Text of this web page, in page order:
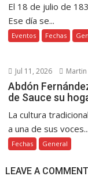
El 18 de julio de
Ese día se...
Eventos Fechas
Jul 11, 2026 Martin
Abdón
de Sauce su
La cultura
a una de sus voces...
Fechas General
LEAVE A COMMENT